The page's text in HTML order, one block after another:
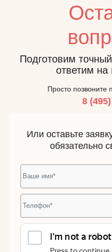
Подготовим
ответим на
Просто позвоните
8
Или оставьте
обязательно